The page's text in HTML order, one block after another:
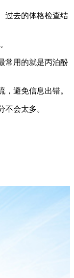
过去的体格检查结
常用的就是丙泊酚
避免信息出错。
会太多。